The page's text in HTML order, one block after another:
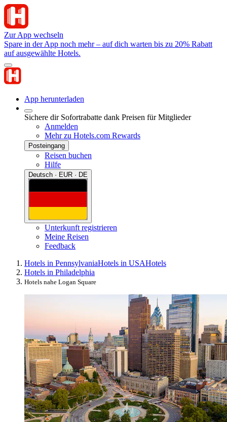
Zur App wechseln
Spare in der App noch mehr – auf dich warten bis zu 20% Rabatt
auf ausgewählte Hotels.
App herunterladen
Sichere dir Sofortrabatte dank Preisen für Mitglieder
Anmelden
Mehr zu Hotels.com Rewards
Posteingang
Reisen buchen
Hilfe
Deutsch · EUR · DE
Unterkunft registrieren
Meine Reisen
Feedback
Hotels in PennsylvaniaHotels in USAHotels
Hotels in Philadelphia
Hotels nahe Logan Square